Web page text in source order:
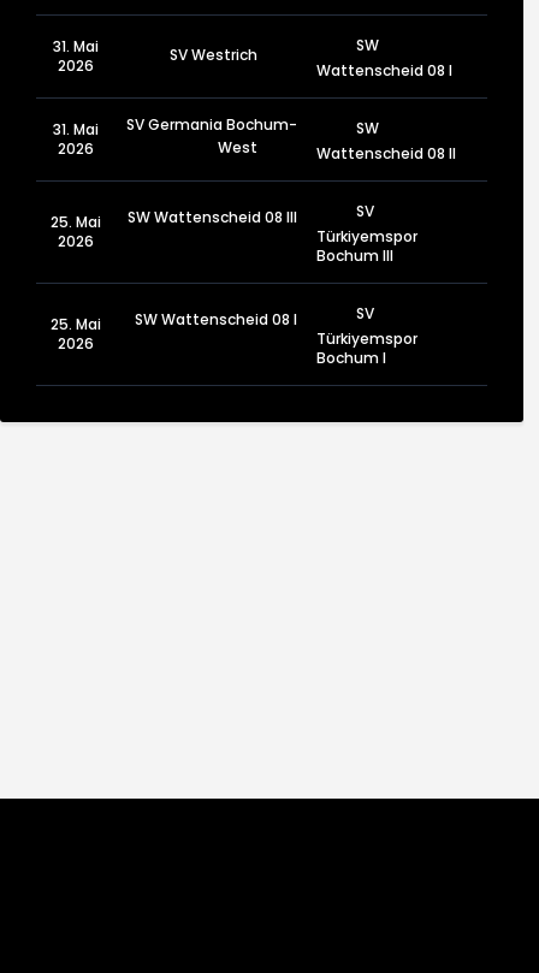
31. Mai
2026
SV Westrich
SW
Wattenscheid 08 I
31. Mai
2026
SV Germania Bochum-
West
SW
Wattenscheid 08 II
25. Mai
2026
SW Wattenscheid 08 III
SV
Türkiyemspor
Bochum III
25. Mai
2026
SW Wattenscheid 08 I
SV
Türkiyemspor
Bochum I